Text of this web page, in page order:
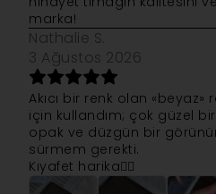
marka!
Nathalie S.
3 Ağustos 2026
Akıcı bir renk olan
için kullandım; çok güzel
opak ve düzgün bir
sürmem gerekti.
Kıyafet harika👍🏻